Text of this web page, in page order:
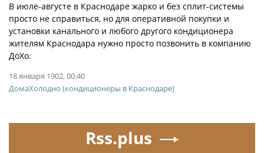
В июле-августе в Краснодаре жарко и без сплит-системы
просто не справиться, но для оперативной покупки и
установки канального и любого другого кондиционера
жителям Краснодара нужно просто позвонить в компанию
ДоХо.
18 января 1902, 00:40
ДомаХолодно (кондиционеры в Краснодаре)
Rss.plus